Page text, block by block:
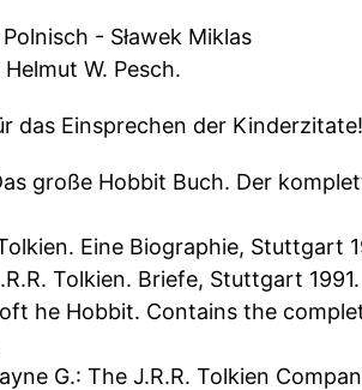
- Sławek Miklas
W. Pesch.
das Einsprechen der Kinderzitate!
große Hobbit Buch. Der
Eine Biographie, Stuttgart
Tolkien. Briefe, Stuttgart
he Hobbit. Contains the
G.: The J.R.R. Tolkien